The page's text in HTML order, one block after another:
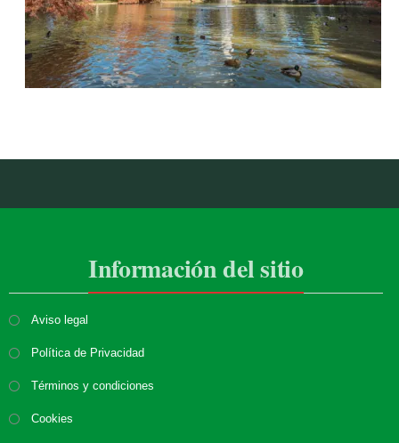
Información del sitio
Aviso legal
Política de Privacidad
Términos y condiciones
Cookies